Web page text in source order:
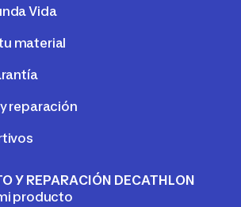
Vida
material
reparación
Y REPARACIÓN DECATHLON
producto